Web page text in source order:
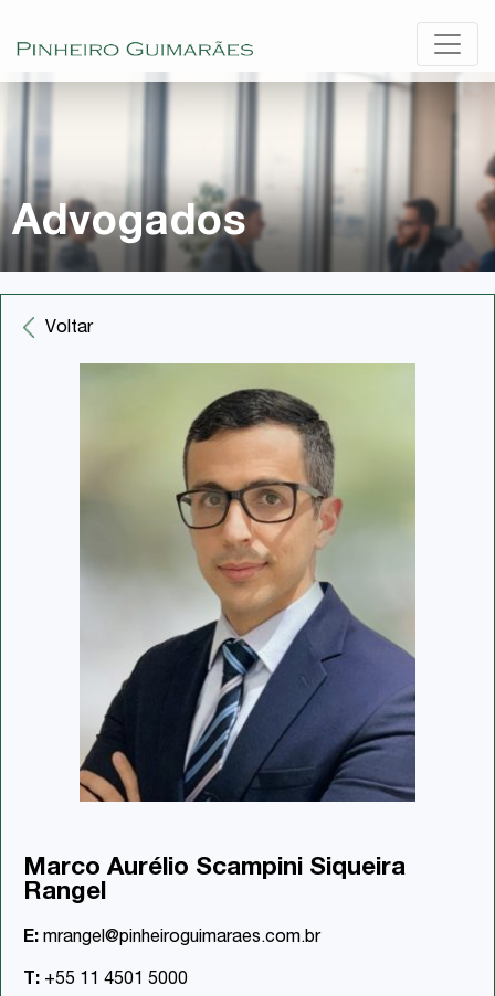
Advogados
Voltar
Marco Aurélio Scampini Siqueira
Rangel
E: mrangel@pinheiroguimaraes.com.br
T: +55 11 4501 5000